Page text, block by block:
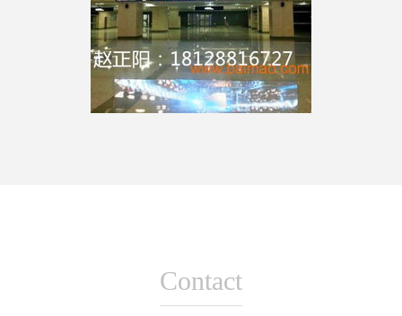
Contact